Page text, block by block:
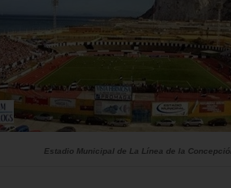
Estadio Municipal de La Línea de la